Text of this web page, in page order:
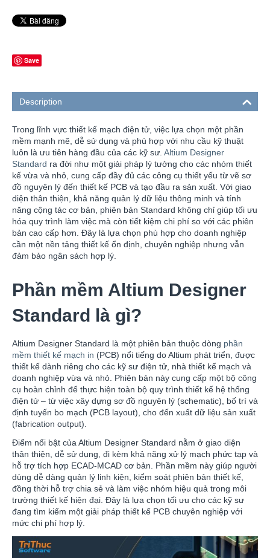
Save
Description
Trong lĩnh vực thiết kế mạch điện tử, việc lựa chọn một phần
mềm mạnh mẽ, dễ sử dụng và phù hợp với nhu cầu kỹ thuật
luôn là ưu tiên hàng đầu của các kỹ sư. Altium Designer
Standard ra đời như một giải pháp lý tưởng cho các nhóm thiết
kế vừa và nhỏ, cung cấp đầy đủ các công cụ thiết yếu từ vẽ sơ
đồ nguyên lý đến thiết kế PCB và tạo đầu ra sản xuất. Với giao
diện thân thiện, khả năng quản lý dữ liệu thông minh và tính
năng cộng tác cơ bản, phiên bản Standard không chỉ giúp tối ưu
hóa quy trình làm việc mà còn tiết kiệm chi phí so với các phiên
bản cao cấp hơn. Đây là lựa chọn phù hợp cho doanh nghiệp
cần một nền tảng thiết kế ổn định, chuyên nghiệp nhưng vẫn
đảm bảo ngân sách hợp lý.
Phần mềm Altium Designer
Standard là gì?
Altium Designer Standard là một phiên bản thuộc dòng phần
mềm thiết kế mạch in (PCB) nổi tiếng do Altium phát triển, được
thiết kế dành riêng cho các kỹ sư điện tử, nhà thiết kế mạch và
doanh nghiệp vừa và nhỏ. Phiên bản này cung cấp một bộ công
cụ hoàn chỉnh để thực hiện toàn bộ quy trình thiết kế hệ thống
điện tử – từ việc xây dựng sơ đồ nguyên lý (schematic), bố trí và
định tuyến bo mạch (PCB layout), cho đến xuất dữ liệu sản xuất
(fabrication output).
Điểm nổi bật của Altium Designer Standard nằm ở giao diện
thân thiện, dễ sử dụng, đi kèm khả năng xử lý mạch phức tạp và
hỗ trợ tích hợp ECAD-MCAD cơ bản. Phần mềm này giúp người
dùng dễ dàng quản lý linh kiện, kiểm soát phiên bản thiết kế,
đồng thời hỗ trợ chia sẻ và làm việc nhóm hiệu quả trong môi
trường thiết kế hiện đại. Đây là lựa chọn tối ưu cho các kỹ sư
đang tìm kiếm một giải pháp thiết kế PCB chuyên nghiệp với
mức chi phí hợp lý.